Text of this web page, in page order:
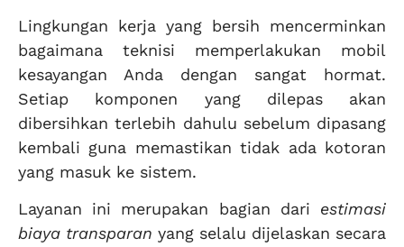
Lingkungan kerja yang bersih mencerminkan
bagaimana teknisi memperlakukan mobil
kesayangan Anda dengan sangat hormat.
Setiap komponen yang dilepas akan
dibersihkan terlebih dahulu sebelum dipasang
kembali guna memastikan tidak ada kotoran
yang masuk ke sistem.
Layanan ini merupakan bagian dari estimasi
biaya transparan yang selalu dijelaskan secara